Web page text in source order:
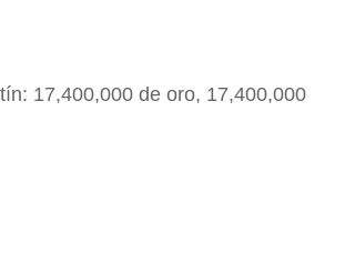
17,400,000 de oro, 17,400,000